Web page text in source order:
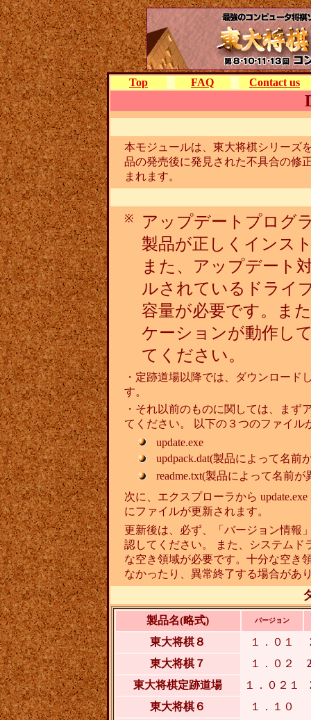
Top FAQ Contact us
本モジュールは、東大将棋シリーズ
品の発売後に発見された不具合の修
まれます。
※
アップデートプログ
製品が正しくインス
また、アップデート
ルされているドライ
容量が必要です。ま
ケーションが動作し
てください。
・定跡道場以降では、ダウンロード
す。
・それ以前のものに関しては、まず
てください。 以下の３つのファイル
update.exe
updpack.dat(製品によって名前
readme.txt(製品によって名前が
次に、エクスプローラから
にファイルが更新されます。
更新後は、必ず、「バージョン情報
認してください。 また、システムド
な空き領域が必要です。十分な空き
なかったり、異常終了する場合があ
製品名(略式) バージョン
東大将棋８ １．０１
東大将棋７
１．０２
東大将棋定跡道場
１．０２１
東大将棋６
１．１０